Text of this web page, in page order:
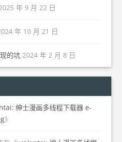
年 9 月 22 日
年 10 月 21 日
的坑 2024 年 2 月 8 日
绅士漫画多线程下载器 e-
》